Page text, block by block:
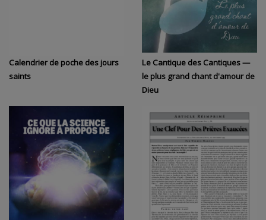
Calendrier de poche des jours
saints
Le Cantique des Cantiques —
le plus grand chant d'amour de
Dieu